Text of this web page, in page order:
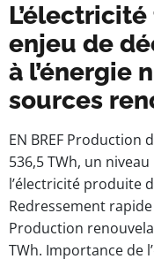
enjeu de
à l’énergie
sources
EN BREF Production
536,5 TWh, un
l’électricité produite
Redressement
Production
TWh. Importance de